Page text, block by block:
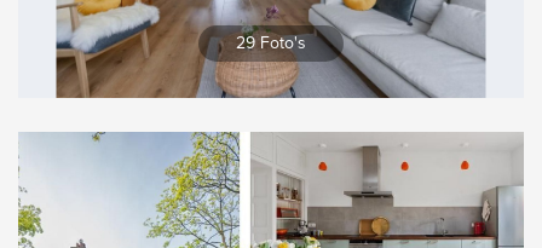
29 Foto's Vergroten